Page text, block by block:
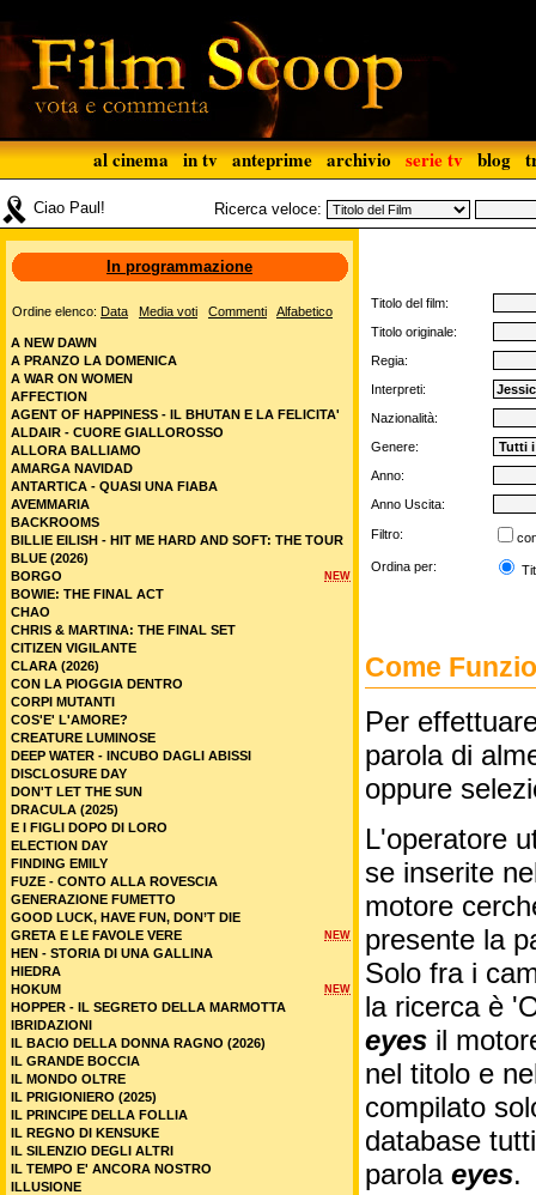
al cinema in tv anteprime archivio serie tv blog
Ciao Paul! Ricerca veloce:
Titolo del film:
Titolo originale:
Regia:
Interpreti:
Nazionalità:
Genere:
Anno:
Anno Uscita:
Filtro:
Ordina per:
Come
Per
parola di
oppure
L'operatore
se inserite
motore
presente la
Solo fra i
la ricerca è
eyes il
nel titolo e
compilato
database
parola eyes.
In programmazione
Ordine elenco: Data Media voti Commenti Alfabetico
A NEW DAWN
A PRANZO LA DOMENICA
A WAR ON WOMEN
AFFECTION
AGENT OF HAPPINESS - IL BHUTAN E LA FELICITA'
ALDAIR - CUORE GIALLOROSSO
ALLORA BALLIAMO
AMARGA NAVIDAD
ANTARTICA - QUASI UNA FIABA
AVEMMARIA
BACKROOMS
BILLIE EILISH - HIT ME HARD AND SOFT: THE TOUR
BLUE (2026)
NEW
BORGO
BOWIE: THE FINAL ACT
CHAO
CHRIS & MARTINA: THE FINAL SET
CITIZEN VIGILANTE
CLARA (2026)
CON LA PIOGGIA DENTRO
CORPI MUTANTI
COS'E' L'AMORE?
CREATURE LUMINOSE
DEEP WATER - INCUBO DAGLI ABISSI
DISCLOSURE DAY
DON'T LET THE SUN
DRACULA (2025)
E I FIGLI DOPO DI LORO
ELECTION DAY
FINDING EMILY
FUZE - CONTO ALLA ROVESCIA
GENERAZIONE FUMETTO
GOOD LUCK, HAVE FUN, DON’T DIE
NEW
GRETA E LE FAVOLE VERE
HEN - STORIA DI UNA GALLINA
HIEDRA
NEW
HOKUM
HOPPER - IL SEGRETO DELLA MARMOTTA
IBRIDAZIONI
IL BACIO DELLA DONNA RAGNO (2026)
IL GRANDE BOCCIA
IL MONDO OLTRE
IL PRIGIONIERO (2025)
IL PRINCIPE DELLA FOLLIA
IL REGNO DI KENSUKE
IL SILENZIO DEGLI ALTRI
IL TEMPO E' ANCORA NOSTRO
ILLUSIONE